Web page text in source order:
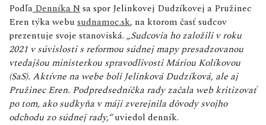
Podľa Denníka N sa spor Jelinkovej Dudzíkovej a Pružinec
Eren týka webu sudnamoc.sk, na ktorom časť sudcov
prezentuje svoje stanoviská. „Sudcovia ho založili v roku
2021 v súvislosti s reformou súdnej mapy presadzovanou
vtedajšou ministerkou spravodlivosti Máriou Kolíkovou
(SaS). Aktívne na webe boli Jelinková Dudzíková, ale aj
Pružinec Eren. Podpredsedníčka rady začala web kritizovať
po tom, ako sudkyňa v máji zverejnila dôvody svojho
odchodu zo súdnej rady,“uviedol denník.